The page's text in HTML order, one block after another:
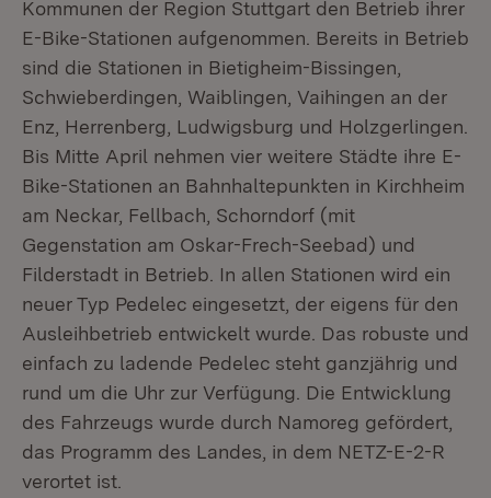
Kommunen der Region Stuttgart den Betrieb ihrer
E-Bike-Stationen aufgenommen. Bereits in Betrieb
sind die Stationen in Bietigheim-Bissingen,
Schwieberdingen, Waiblingen, Vaihingen an der
Enz, Herrenberg, Ludwigsburg und Holzgerlingen.
Bis Mitte April nehmen vier weitere Städte ihre E-
Bike-Stationen an Bahnhaltepunkten in Kirchheim
am Neckar, Fellbach, Schorndorf (mit
Gegenstation am Oskar-Frech-Seebad) und
Filderstadt in Betrieb. In allen Stationen wird ein
neuer Typ Pedelec eingesetzt, der eigens für den
Ausleihbetrieb entwickelt wurde. Das robuste und
einfach zu ladende Pedelec steht ganzjährig und
rund um die Uhr zur Verfügung. Die Entwicklung
des Fahrzeugs wurde durch Namoreg gefördert,
das Programm des Landes, in dem NETZ-E-2-R
verortet ist.